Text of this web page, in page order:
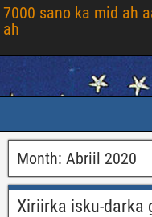
7000 sano ka mid ah
ah
Month: Abriil 2020
Xiriirka isku-darka